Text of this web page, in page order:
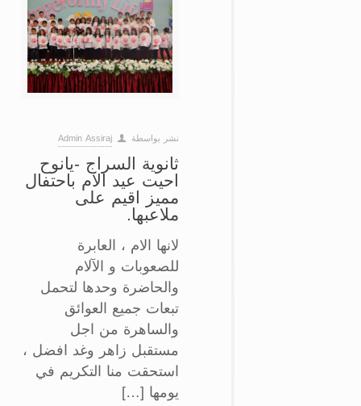
نشر بواسطة Admin Assiraj
‏ثانوية السراج -يانوح
احيت عيد الام باحتفال
مميز اقيم على
ملاعبها‏.
لانها الام ، العابرة
للصعوبات و الآلام
والحاضرة وحدها لتحمل
تبعات جميع العوائق
والساهرة من اجل
مستقبل زاهر وغد افضل ،
استحقت منا التكريم في
يومها […]